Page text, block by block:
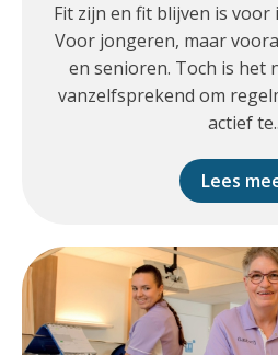
Fit zijn en fit blijven is
Voor jongeren, maar
en senioren. Toch is het
vanzelfsprekend om
actief
Lees